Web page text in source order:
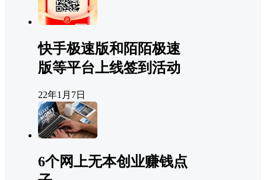
快手极速版和陌陌极速
版等平台上线签到活动
22年1月7日
6个网上无本创业赚钱点